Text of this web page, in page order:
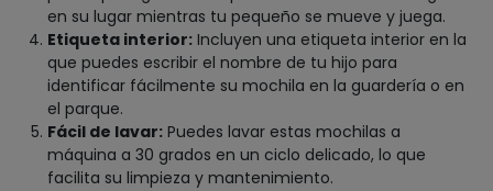
en su lugar mientras tu pequeño se mueve y juega.
Etiqueta interior:Incluyen una etiqueta interior en la
que puedes escribir el nombre de tu hijo para
identificar fácilmente su mochila en la guardería o en
el parque.
Fácil de lavar:Puedes lavar estas mochilas a
máquina a 30 grados en un ciclo delicado, lo que
facilita su limpieza y mantenimiento.